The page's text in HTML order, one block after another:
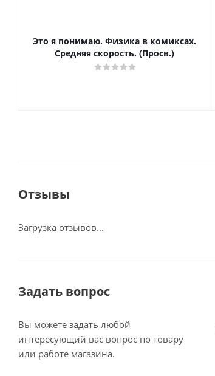
Это я понимаю. Физика в комиксах.
Средняя скорость. (Просв.)
Отзывы
Загрузка отзывов...
Задать вопрос
Вы можете задать любой
интересующий вас вопрос по товару
или работе магазина.